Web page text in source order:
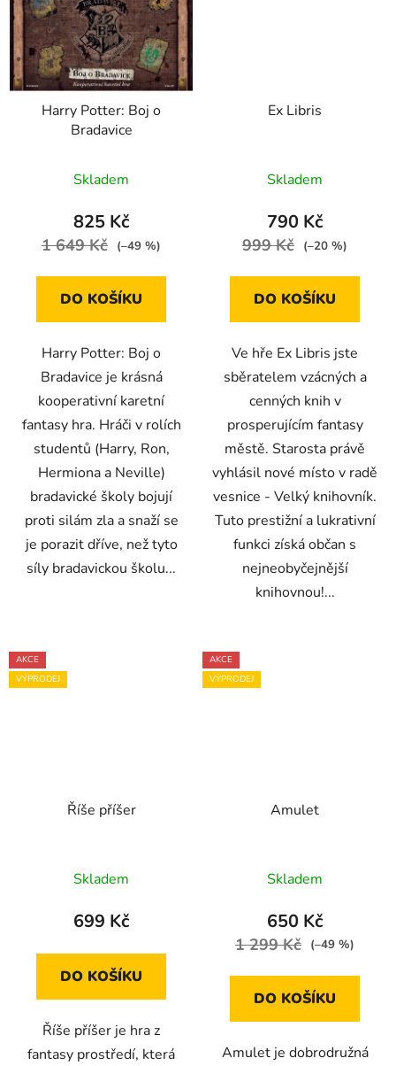
Harry Potter: Boj o
Bradavice
Skladem
825 Kč
1 649 Kč (–49 %)
DO KOŠÍKU
Harry Potter: Boj o
Bradavice je krásná
kooperativní karetní
fantasy hra. Hráči v rolích
studentů (Harry, Ron,
Hermiona a Neville)
bradavické školy bojují
proti silám zla a snaží se
je porazit dříve, než tyto
síly bradavickou školu...
Ex Libris
Skladem
790 Kč
999 Kč (–20 %)
DO KOŠÍKU
Ve hře Ex Libris jste
sběratelem vzácných a
cenných knih v
prosperujícím fantasy
městě. Starosta právě
vyhlásil nové místo v radě
vesnice - Velký knihovník.
Tuto prestižní a lukrativní
funkci získá občan s
nejneobyčejnější
knihovnou!...
AKCE
VÝPRODEJ
Říše příšer
Skladem
699 Kč
DO KOŠÍKU
Říše příšer je hra z
fantasy prostředí, která
AKCE
VÝPRODEJ
Amulet
Skladem
650 Kč
1 299 Kč (–49 %)
DO KOŠÍKU
Amulet je dobrodružná